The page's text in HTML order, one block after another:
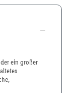
ein großer